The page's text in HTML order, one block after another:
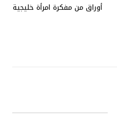
أوراق من مفكرة امرأة خليجية